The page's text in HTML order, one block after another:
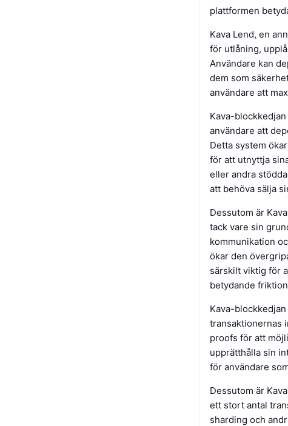
plattformen
Kava Lend, en
för utlåning,
Användare kan
dem som
användare att
Kava-
användare att
Detta system
för att utnyttja
eller andra
att behöva sälja
Dessutom är
tack vare sin
kommunikation
ökar den
särskilt viktig för
betydande
Kava-
transaktionernas
proofs för att
upprätthålla sin
för användare
Dessutom är
ett stort antal
sharding och